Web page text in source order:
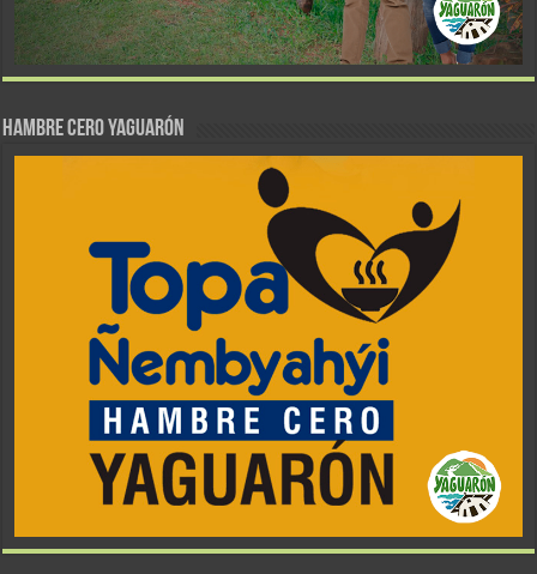
Hambre Cero Yaguarón